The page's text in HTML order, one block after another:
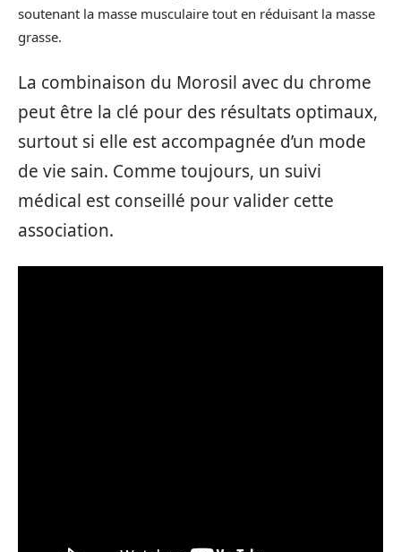
soutenant la masse musculaire tout en réduisant la masse
grasse.
La combinaison du Morosil avec du chrome
peut être la clé pour des résultats optimaux,
surtout si elle est accompagnée d’un mode
de vie sain. Comme toujours, un suivi
médical est conseillé pour valider cette
association.